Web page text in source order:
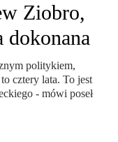
Ziobro,
dokonana
politykiem,
cztery lata. To jest
- mówi poseł